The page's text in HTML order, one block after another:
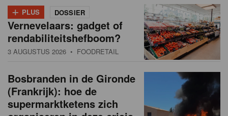
+ PLUS DOSSIER
Vernevelaars: gadget of
rendabiliteitshefboom?
3 AUGUSTUS 2026 • FOODRETAIL
Bosbranden in de Gironde
(Frankrijk): hoe de
supermarktketens zich